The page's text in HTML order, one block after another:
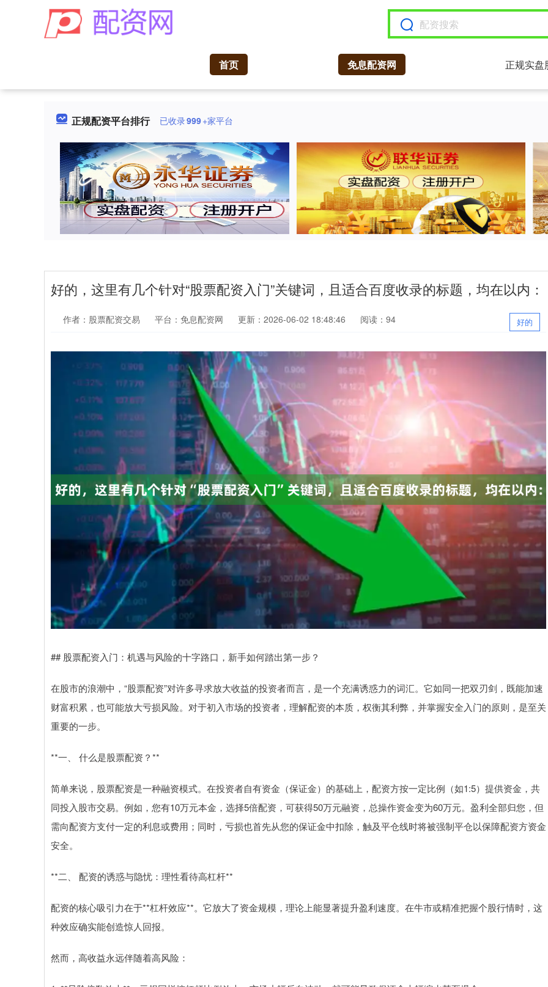
首页 免息配资网 正规实盘
正规配资平台排行 已收录999+家平台
好的，这里有几个针对“股票配资入门”关键词，且适合百度收录的标题，均在以内：
好的
作者：股票配资交易 平台：免息配资网 更新：2026-06-02 18:48:46 阅读：94
## 股票配资入门：机遇与风险的十字路口，新手如何踏出第一步？
在股市的浪潮中，“股票配资”对许多寻求放大收益的投资者而言，是一个充满诱惑力的词汇。它如同一把双刃剑，既能加速
财富积累，也可能放大亏损风险。对于初入市场的投资者，理解配资的本质，权衡其利弊，并掌握安全入门的原则，是至关
重要的一步。
**一、 什么是股票配资？**
简单来说，股票配资是一种融资模式。在投资者自有资金（保证金）的基础上，配资方按一定比例（如1:5）提供资金，共
同投入股市交易。例如，您有10万元本金，选择5倍配资，可获得50万元融资，总操作资金变为60万元。盈利全部归您，但
需向配资方支付一定的利息或费用；同时，亏损也首先从您的保证金中扣除，触及平仓线时将被强制平仓以保障配资方资金
安全。
**二、 配资的诱惑与隐忧：理性看待高杠杆**
配资的核心吸引力在于**杠杆效应**。它放大了资金规模，理论上能显著提升盈利速度。在牛市或精准把握个股行情时，这
种效应确实能创造惊人回报。
然而，高收益永远伴随着高风险：